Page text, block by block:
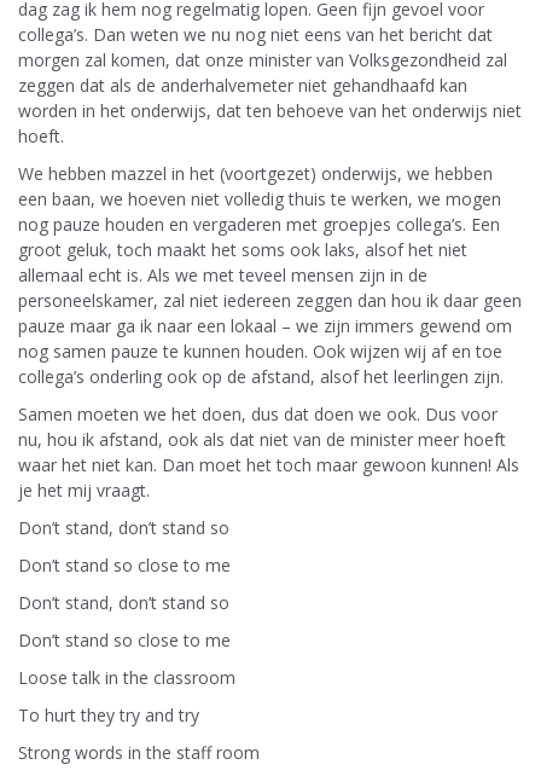
dag zag ik hem nog regelmatig lopen. Geen fijn gevoel voor
collega’s. Dan weten we nu nog niet eens van het bericht dat
morgen zal komen, dat onze minister van Volksgezondheid zal
zeggen dat als de anderhalvemeter niet gehandhaafd kan
worden in het onderwijs, dat ten behoeve van het onderwijs niet
hoeft.
We hebben mazzel in het (voortgezet) onderwijs, we hebben
een baan, we hoeven niet volledig thuis te werken, we mogen
nog pauze houden en vergaderen met groepjes collega’s. Een
groot geluk, toch maakt het soms ook laks, alsof het niet
allemaal echt is. Als we met teveel mensen zijn in de
personeelskamer, zal niet iedereen zeggen dan hou ik daar geen
pauze maar ga ik naar een lokaal – we zijn immers gewend om
nog samen pauze te kunnen houden. Ook wijzen wij af en toe
collega’s onderling ook op de afstand, alsof het leerlingen zijn.
Samen moeten we het doen, dus dat doen we ook. Dus voor
nu, hou ik afstand, ook als dat niet van de minister meer hoeft
waar het niet kan. Dan moet het toch maar gewoon kunnen! Als
je het mij vraagt.
Don’t stand, don’t stand so
Don’t stand so close to me
Don’t stand, don’t stand so
Don’t stand so close to me
Loose talk in the classroom
To hurt they try and try
Strong words in the staff room